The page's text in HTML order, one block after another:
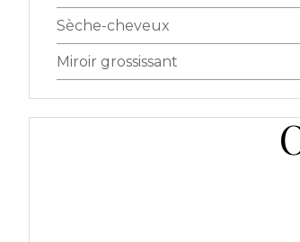
Sèche-cheveux
Miroir grossissant